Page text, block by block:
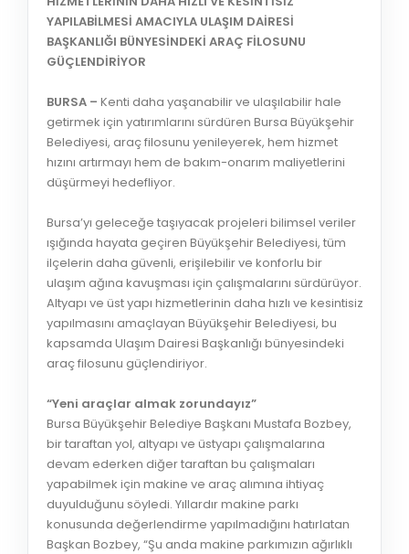
YAPILABİLMESİ AMACIYLA ULAŞIM DAİRESİ
BAŞKANLIĞI BÜNYESİNDEKİ ARAÇ FİLOSUNU
GÜÇLENDİRİYOR
BURSA – Kenti daha yaşanabilir ve ulaşılabilir hale
getirmek için yatırımlarını sürdüren Bursa Büyükşehir
Belediyesi, araç filosunu yenileyerek, hem hizmet
hızını artırmayı hem de bakım-onarım maliyetlerini
düşürmeyi hedefliyor.
Bursa’yı geleceğe taşıyacak projeleri bilimsel veriler
ışığında hayata geçiren Büyükşehir Belediyesi, tüm
ilçelerin daha güvenli, erişilebilir ve konforlu bir
ulaşım ağına kavuşması için çalışmalarını sürdürüyor.
Altyapı ve üst yapı hizmetlerinin daha hızlı ve kesintisiz
yapılmasını amaçlayan Büyükşehir Belediyesi, bu
kapsamda Ulaşım Dairesi Başkanlığı bünyesindeki
araç filosunu güçlendiriyor.
“Yeni araçlar almak zorundayız”
Bursa Büyükşehir Belediye Başkanı Mustafa Bozbey,
bir taraftan yol, altyapı ve üstyapı çalışmalarına
devam ederken diğer taraftan bu çalışmaları
yapabilmek için makine ve araç alımına ihtiyaç
duyulduğunu söyledi. Yıllardır makine parkı
konusunda değerlendirme yapılmadığını hatırlatan
Başkan Bozbey, “Şu anda makine parkımızın ağırlıklı